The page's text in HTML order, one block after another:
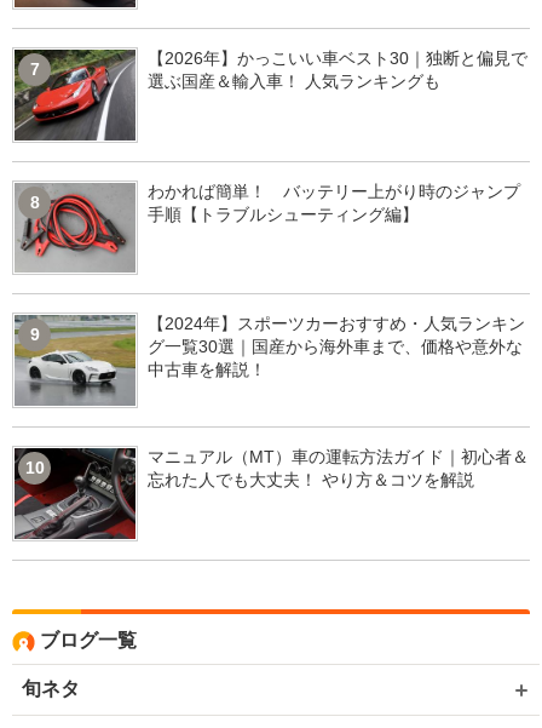
7
【2026年】かっこいい車ベスト30｜独断と偏見で
選ぶ国産＆輸入車！ 人気ランキングも
8
わかれば簡単！ バッテリー上がり時のジャンプ
手順【トラブルシューティング編】
9
【2024年】スポーツカーおすすめ・人気ランキン
グ一覧30選｜国産から海外車まで、価格や意外な
中古車を解説！
10
マニュアル（MT）車の運転方法ガイド｜初心者＆
忘れた人でも大丈夫！ やり方＆コツを解説
ブログ一覧
旬ネタ